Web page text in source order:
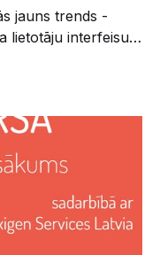
jauns trends -
lietotāju interfeisu
izpildes